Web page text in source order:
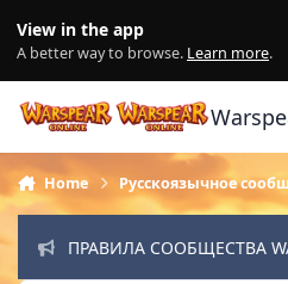
View in the app
A better way to browse. Learn more.
Home Русскоязычное
ПРАВИЛА СООБЩЕСТВА